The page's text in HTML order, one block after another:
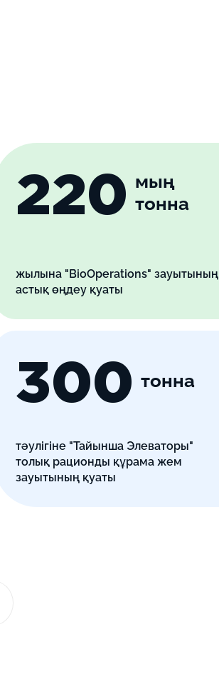
220 мың
тонна
жылына "BioOperations" зауытының
астық өңдеу қуаты
300 тонна
тәулігіне "Тайынша Элеваторы"
толық рационды құрама жем
зауытының қуаты